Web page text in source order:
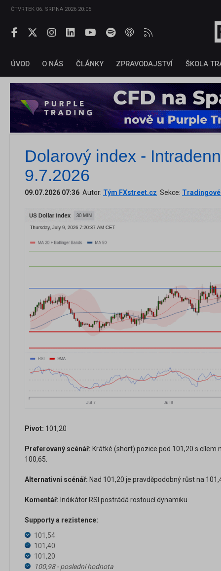
ČTVRTEK 06. SRPNA 2026 20:05
ÚVOD O NÁS ČLÁNKY ZPRAVODAJSTVÍ ŠKOLA
Dolarový index -
9.7.2026
09.07.2026 07:36 Autor: Tým FXstreet.cz Sekce: Tradingové
Pivot: 101,20
Preferovaný scénář: Krátké (short) pozice pod 101,20 s cílem
100,65.
Alternativní scénář: Nad 101,20 je pravděpodobný růst na
Komentář: Indikátor RSI postrádá rostoucí dynamiku.
Supporty a rezistence:
101,54
101,40
101,20
100,98 - poslední hodnota